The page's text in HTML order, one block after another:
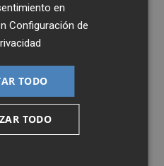
en
Configuración de
TODO
TODO